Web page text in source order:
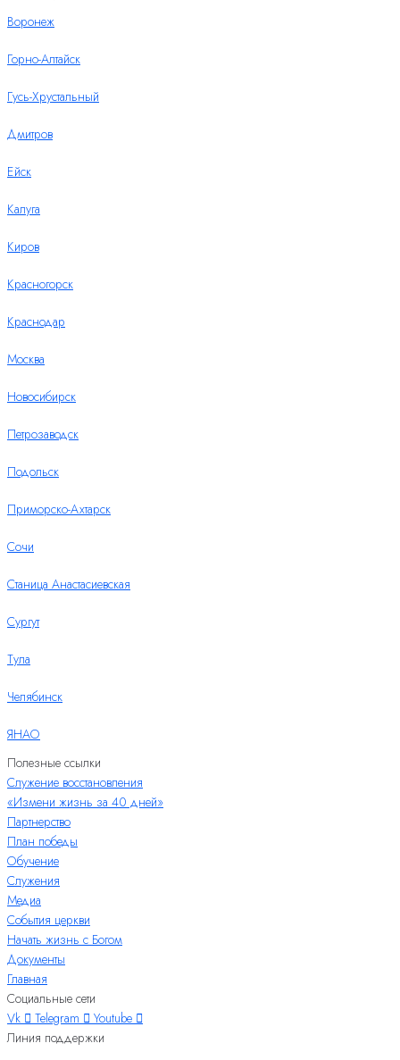
Воронеж
Горно-Алтайск
Гусь-Хрустальный
Дмитров
Ейск
Калуга
Киров
Красногорск
Краснодар
Москва
Новосибирск
Петрозаводск
Подольск
Приморско-Ахтарск
Сочи
Станица Анастасиевская
Сургут
Тула
Челябинск
ЯНАО
Полезные ссылки
Служение восстановления
«Измени жизнь за 40 дней»
Партнерство
План победы
Обучение
Служения
Медиа
События церкви
Начать жизнь с Богом
Документы
Главная
Социальные сети
Vk
Telegram
Youtube
Линия поддержки